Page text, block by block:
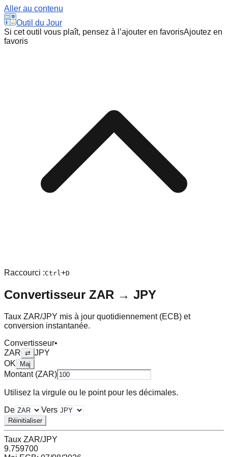
Aller au contenu
Outil du Jour
Si cet outil vous plaît, pensez à l’ajouter en favorisAjoutez en
favoris
Raccourci :Ctrl+D
Convertisseur ZAR → JPY
Taux ZAR/JPY mis à jour quotidiennement (ECB) et
conversion instantanée.
Convertisseur•
ZAR ⇄ JPY
OK
Maj
Montant (ZAR)
Utilisez la virgule ou le point pour les décimales.
De
Vers
Réinitialiser
Taux ZAR/JPY
9.759700